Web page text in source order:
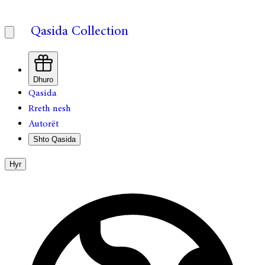
Qasida Collection
Dhuro
Qasida
Rreth nesh
Autorët
Shto Qasida
Hyr